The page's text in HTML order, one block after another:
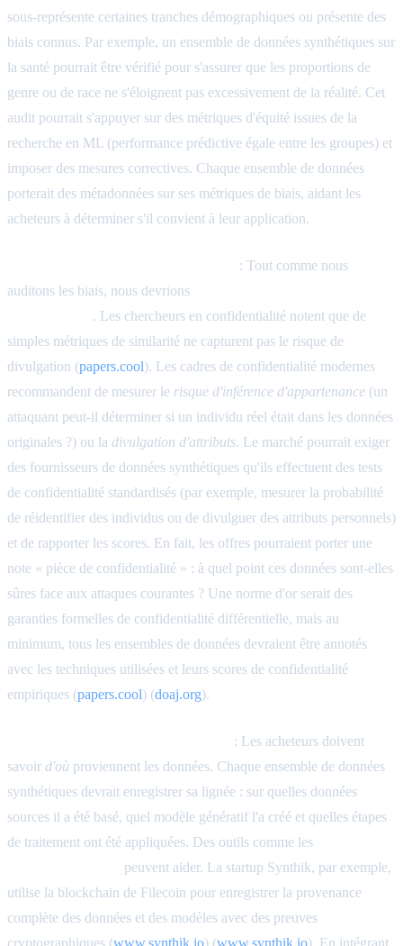
sous-représente certaines tranches démographiques ou présente des
biais connus. Par exemple, un ensemble de données synthétiques sur
la santé pourrait être vérifié pour s'assurer que les proportions de
genre ou de race ne s'éloignent pas excessivement de la réalité. Cet
audit pourrait s'appuyer sur des métriques d'équité issues de la
recherche en ML (performance prédictive égale entre les groupes) et
imposer des mesures correctives. Chaque ensemble de données
porterait des métadonnées sur ses métriques de biais, aidant les
acheteurs à déterminer s'il convient à leur application.
: Tout comme nous
auditons les biais, nous devrions
. Les chercheurs en confidentialité notent que de
simples métriques de similarité ne capturent pas le risque de
divulgation (papers.cool). Les cadres de confidentialité modernes
recommandent de mesurer le risque d'inférence d'appartenance (un
attaquant peut-il déterminer si un individu réel était dans les données
originales ?) ou la divulgation d'attributs. Le marché pourrait exiger
des fournisseurs de données synthétiques qu'ils effectuent des tests
de confidentialité standardisés (par exemple, mesurer la probabilité
de réidentifier des individus ou de divulguer des attributs personnels)
et de rapporter les scores. En fait, les offres pourraient porter une
note « pièce de confidentialité » : à quel point ces données sont-elles
sûres face aux attaques courantes ? Une norme d'or serait des
garanties formelles de confidentialité différentielle, mais au
minimum, tous les ensembles de données devraient être annotés
avec les techniques utilisées et leurs scores de confidentialité
empiriques (papers.cool) (doaj.org).
: Les acheteurs doivent
savoir d'où proviennent les données. Chaque ensemble de données
synthétiques devrait enregistrer sa lignée : sur quelles données
sources il a été basé, quel modèle génératif l'a créé et quelles étapes
de traitement ont été appliquées. Des outils comme les
peuvent aider. La startup Synthik, par exemple,
utilise la blockchain de Filecoin pour enregistrer la provenance
complète des données et des modèles avec des preuves
cryptographiques (www.synthik.io) (www.synthik.io). En intégrant